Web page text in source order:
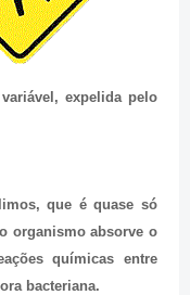
expelida pelo
que é quase só
organismo absorve o
químicas entre
bacteriana.